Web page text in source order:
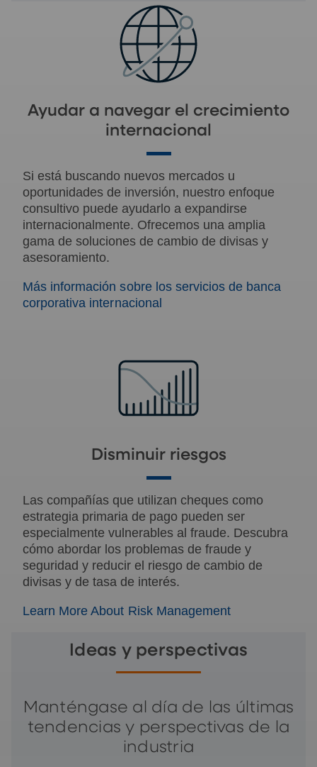
Ayudar a navegar el crecimiento
internacional
Si está buscando nuevos mercados u
oportunidades de inversión, nuestro enfoque
consultivo puede ayudarlo a expandirse
internacionalmente. Ofrecemos una amplia
gama de soluciones de cambio de divisas y
asesoramiento.
Más información sobre los servicios de banca
corporativa internacional
Disminuir riesgos
Las compañías que utilizan cheques como
estrategia primaria de pago pueden ser
especialmente vulnerables al fraude. Descubra
cómo abordar los problemas de fraude y
seguridad y reducir el riesgo de cambio de
divisas y de tasa de interés.
Learn More About Risk Management
Ideas y perspectivas
Manténgase al día de las últimas
tendencias y perspectivas de la
industria